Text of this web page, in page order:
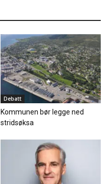
Debatt
Kommunen bør legge ned
stridsøksa